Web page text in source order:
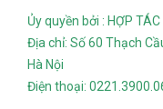
Ủy quyền bởi : HỢP
Địa chỉ: Số 60 Thạch
Hà Nội
Điện thoại: